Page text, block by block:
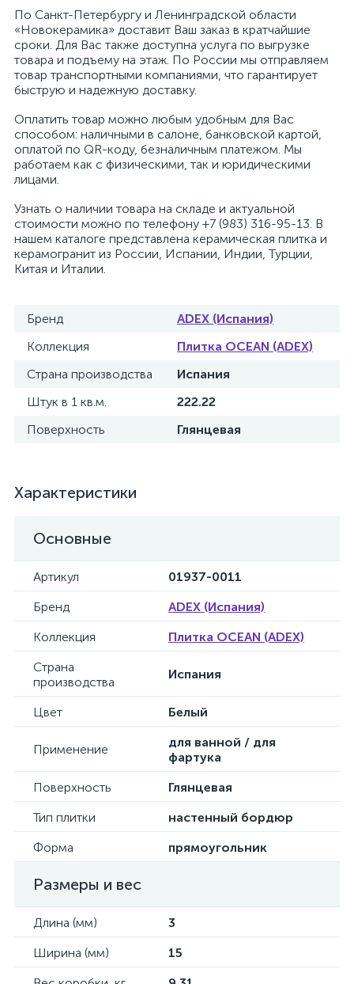
По Санкт-Петербургу и Ленинградской области
«Новокерамика» доставит Ваш заказ в кратчайшие
сроки. Для Вас также доступна услуга по выгрузке
товара и подъему на этаж. По России мы отправляем
товар транспортными компаниями, что гарантирует
быструю и надежную доставку.
Оплатить товар можно любым удобным для Вас
способом: наличными в салоне, банковской картой,
оплатой по QR-коду, безналичным платежом. Мы
работаем как с физическими, так и юридическими
лицами.
Узнать о наличии товара на складе и актуальной
стоимости можно по телефону +7 (983) 316-95-13. В
нашем каталоге представлена керамическая плитка и
керамогранит из России, Испании, Индии, Турции,
Китая и Италии.
Бренд
ADEX (Испания)
Коллекция
Плитка OCEAN (ADEX)
Страна производства
Испания
Штук в 1 кв.м.
222.22
Поверхность
Глянцевая
Характеристики
Основные
Артикул
01937-0011
Бренд
ADEX (Испания)
Коллекция
Плитка OCEAN (ADEX)
Страна
производства
Испания
Цвет Белый
Применение
для ванной / для
фартука
Поверхность
Глянцевая
Тип плитки
настенный бордюр
Форма
прямоугольник
Размеры и вес
Длина (мм)
3
Ширина (мм)
15